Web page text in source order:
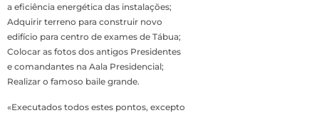
a eficiência energética das instalações;
Adquirir terreno para construir novo
edifício para centro de exames de Tábua;
Colocar as fotos dos antigos Presidentes
e comandantes na Aala Presidencial;
Realizar o famoso baile grande.
«Executados todos estes pontos, excepto